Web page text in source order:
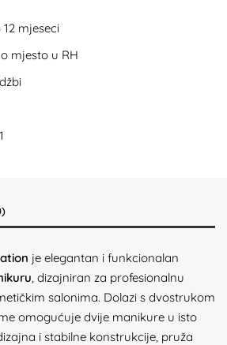
mjeseci
mjesto u RH
je elegantan i funkcionalan
, dizajniran za profesionalnu
salonima. Dolazi s dvostrukom
omogućuje dvije manikure u isto
i stabilne konstrukcije, pruža